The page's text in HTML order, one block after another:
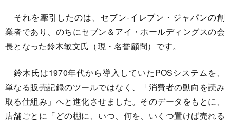
それを牽引したのは、セブン-イレブン・ジャパンの創
業者であり、のちにセブン＆アイ・ホールディングスの会
長となった鈴木敏文氏（現・名誉顧問）です。
鈴木氏は1970年代から導入していたPOSシステムを、
単なる販売記録のツールではなく、「消費者の動向を読み
取る仕組み」へと進化させました。そのデータをもとに、
店舗ごとに「どの棚に、いつ、何を、いくつ置けば売れる